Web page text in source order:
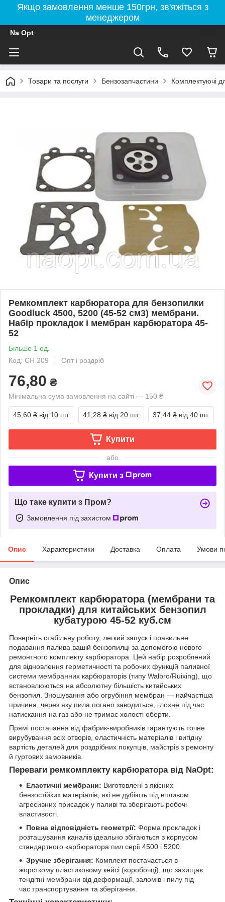
Якщо замовлення менше 150грн, зв'яжіться з
менеджером
Na Opt
Товари та послуги Бензозапчастини Комплектуючі
Ремкомплект карбюратора для бензопилки
Goodluck 4500, 5200 (45-52 см3) мембрани.
Набір прокладок і мембран карбюратора 45-
52
Більше 1 од.
Код: CH 209
Опт і роздріб
76,80 ₴
Мінімальна сума замовлення на сайті — 150 ₴
45,60 ₴ від 10 шт. 41,28 ₴ від 20 шт. 37,44 ₴ від 40 шт.
Купити
або
Купити з
Що таке купити з Пром?
Замовлення під захистом
Опис Характеристики Доставка Оплата Умови
Опис
Ремкомплект карбюратора (мембрани та
прокладки) для китайських бензопил
кубатурою 45-52 куб.см
Поверніть стабільну роботу, легкий запуск і правильне
подавання палива вашій бензопилці за допомогою нового
ремонтного комплекту карбюратора. Цей набір розроблений
для відновлення герметичності та робочих функцій паливної
системи мембранних карбюраторів (типу Walbro/Ruixing), що
встановлюються на абсолютну більшість китайських
бензопил. Зношування або огрубіння мембран — найчастіша
причина, через яку пила погано заводиться, глохне під час
натискання на газ або не тримає холості оберти.
Прямі постачання від фабрик-виробників гарантують точне
вирубування всіх отворів, еластичність матеріалів і вигідну
вартість деталей для роздрібних покупців, майстрів з ремонту
й гуртових замовників.
Переваги ремкомплекту карбюратора від NaOpt:
Еластичні мембрани: Виготовлені з якісних
бензостійких матеріалів, які не дубіють під впливом
агресивних присадок у паливі та зберігають робочі
властивості.
Повна відповідність геометрії: Форма прокладок і
розташування каналів ідеально збігаються з корпусом
стандартного карбюратора пил серії 4500 і 5200.
Зручне зберігання: Комплект постачається в
жорсткому пластиковому кейсі (коробочці), що захищає
тендітні мембрани від деформації, заломів і пилу під
час транспортування та зберігання.